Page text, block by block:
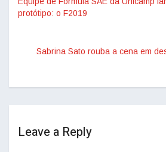
protótipo: o F2019
Sabrina Sato rouba a cena em
Leave a Reply